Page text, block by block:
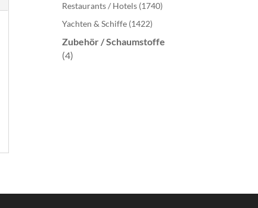
Restaurants / Hotels (1740)
Yachten & Schiffe (1422)
Zubehör / Schaumstoffe
(4)